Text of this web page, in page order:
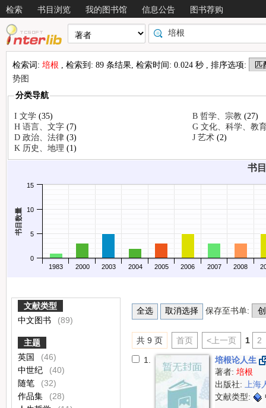
检索 书目浏览 我的图书馆 信息公告 图书荐购
检索词: 培根 , 检索到: 89 条结果, 检索时间: 0.024 秒 , 排序选项:
势图
分类导航
I 文学(35) B 哲学、宗教(27)
H 语言、文字(7)
G 文化、科学、教
D 政治、法律(3) J 艺术(2)
K 历史、地理(1)
书目数量
书
1983 2000 2003 2004 2005 2006 2007 2008
0
5
10
15
文献类型
中文图书
(89)
主题
英国
(46)
中世纪
(40)
随笔
(32)
作品集
(28)
保存至书单:
共 9 页 首页 <上一页 1 2
1.
培根论人生
著者:培根
出版社:上海
文献类型: